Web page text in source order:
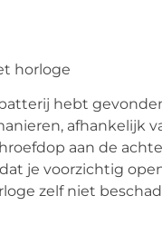
horloge
hebt
afhankelijk
aan de
je voorzichtig
zelf niet